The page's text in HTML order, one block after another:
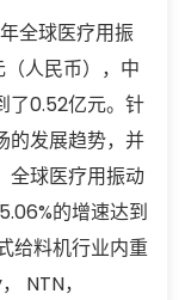
全球医疗用振
人民币），中
了0.52亿元。针
的发展趋势，并
全球医疗用振动
的增速达到
给料机行业内重
NTN，